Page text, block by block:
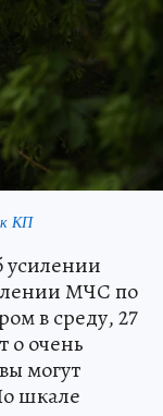
КП
усилении
МЧС по
в среду, 27
о очень
могут
шкале